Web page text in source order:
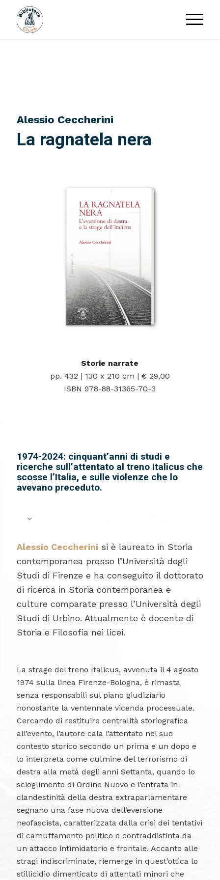
Alessio Ceccherini
La ragnatela nera
Storie narrate
pp. 432 | 130 x 210 cm | € 29,00
ISBN 978-88-31365-70-3
1974-2024: cinquant’anni di studi e
ricerche sull’attentato al treno Italicus che
scosse l’Italia, e sulle violenze che lo
avevano preceduto.
Alessio Ceccherini si è laureato in Storia
contemporanea presso l’Università degli
Studi di Firenze e ha conseguito il dottorato
di ricerca in Storia contemporanea e
culture comparate presso l’Università degli
Studi di Urbino. Attualmente è docente di
Storia e Filosofia nei licei.
La strage del treno Italicus, avvenuta il 4 agosto
1974 sulla linea Firenze-Bologna, è rimasta
senza responsabili sul piano giudiziario
nonostante la ventennale vicenda processuale.
Cercando di restituire centralità storiografica
all’evento, l’autore cala l’attentato nel suo
contesto storico secondo un prima e un dopo e
lo interpreta come culmine del terrorismo di
destra alla metà degli anni Settanta, quando lo
scioglimento di Ordine Nuovo e l’entrata in
clandestinità della destra extraparlamentare
segnano una fase nuova dell’eversione
neofascista, caratterizzata dalla crisi dei tentativi
di camuffamento politico e contraddistinta da
un attacco intimidatorio e frontale. Accanto alle
stragi indiscriminate, riemerge in quest’ottica lo
stillicidio dimenticato di attentati minori che
Potrai disiscriverti in ogni momento.
Ti invieremo massimo 1 email al mese.